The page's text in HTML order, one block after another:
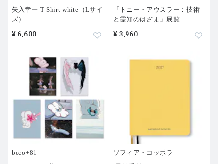
矢入幸一 T-Shirt white（Lサイ
ズ）
¥ 6,600
「トニー・アウスラー：技術
と霊知のはざま」展覧
¥ 3,960
beco+81
ソフィア・コッポラ